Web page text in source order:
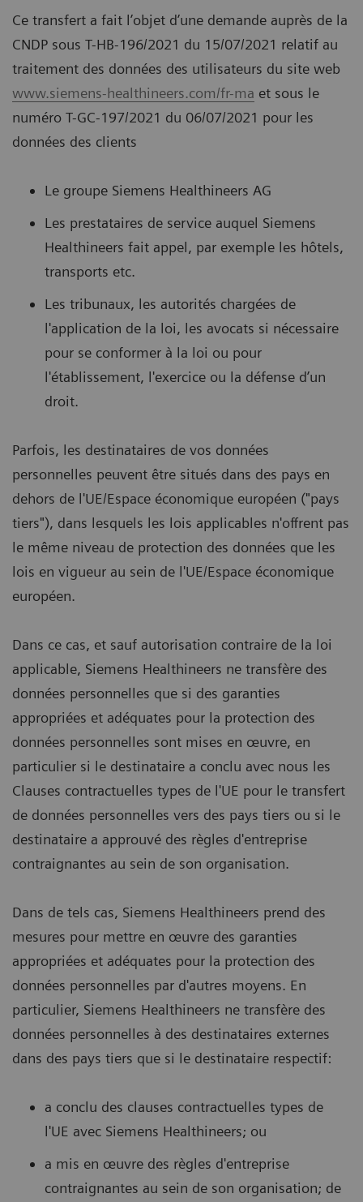
Ce transfert a fait l’objet d’une demande auprès de la
CNDP sous T-HB-196/2021 du 15/07/2021 relatif au
traitement des données des utilisateurs du site web
www.siemens-healthineers.com/fr-ma et sous le
numéro T-GC-197/2021 du 06/07/2021 pour les
données des clients
Le groupe Siemens Healthineers AG
Les prestataires de service auquel Siemens
Healthineers fait appel, par exemple les hôtels,
transports etc.
Les tribunaux, les autorités chargées de
l'application de la loi, les avocats si nécessaire
pour se conformer à la loi ou pour
l'établissement, l'exercice ou la défense d’un
droit.
Parfois, les destinataires de vos données
personnelles peuvent être situés dans des pays en
dehors de l'UE/Espace économique européen ("pays
tiers"), dans lesquels les lois applicables n'offrent pas
le même niveau de protection des données que les
lois en vigueur au sein de l'UE/Espace économique
européen.
Dans ce cas, et sauf autorisation contraire de la loi
applicable, Siemens Healthineers ne transfère des
données personnelles que si des garanties
appropriées et adéquates pour la protection des
données personnelles sont mises en œuvre, en
particulier si le destinataire a conclu avec nous les
Clauses contractuelles types de l'UE pour le transfert
de données personnelles vers des pays tiers ou si le
destinataire a approuvé des règles d'entreprise
contraignantes au sein de son organisation.
Dans de tels cas, Siemens Healthineers prend des
mesures pour mettre en œuvre des garanties
appropriées et adéquates pour la protection des
données personnelles par d'autres moyens. En
particulier, Siemens Healthineers ne transfère des
données personnelles à des destinataires externes
dans des pays tiers que si le destinataire respectif:
a conclu des clauses contractuelles types de
l'UE avec Siemens Healthineers; ou
a mis en œuvre des règles d'entreprise
contraignantes au sein de son organisation; de